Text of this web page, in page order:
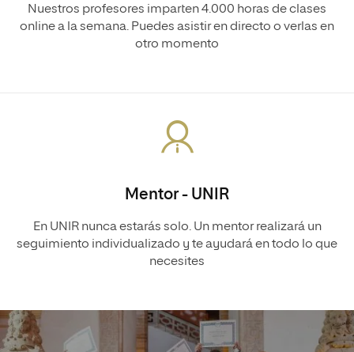
Nuestros profesores imparten 4.000 horas de clases
online a la semana. Puedes asistir en directo o verlas en
otro momento
Mentor - UNIR
En UNIR nunca estarás solo. Un mentor realizará un
seguimiento individualizado y te ayudará en todo lo que
necesites